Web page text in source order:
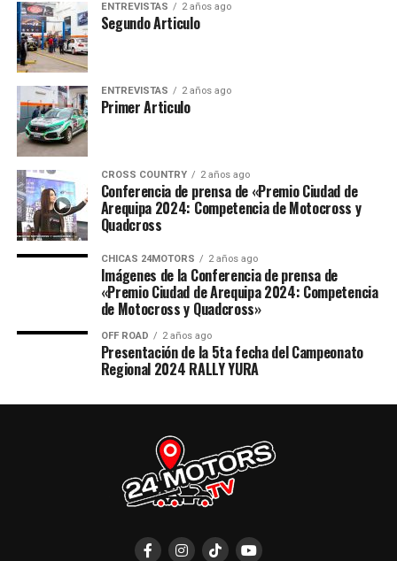
ENTREVISTAS 2 años ago
Segundo Articulo
ENTREVISTAS 2 años ago
Primer Articulo
CROSS COUNTRY 2 años ago
Conferencia de prensa de «Premio Ciudad de
Arequipa 2024: Competencia de Motocross y
Quadcross
CHICAS 24MOTORS 2 años ago
Imágenes de la Conferencia de prensa de
«Premio Ciudad de Arequipa 2024: Competencia
de Motocross y Quadcross»
OFF ROAD 2 años ago
Presentación de la 5ta fecha del Campeonato
Regional 2024 RALLY YURA